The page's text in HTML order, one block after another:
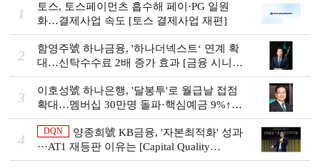
1
토스, 토스페이먼츠 흡수해 페이·PG 일원
화…결제사업 속도 [토스 결제사업 재편]
2
함영주號 하나금융, '하나더넥스트‘ 연계 확
대…신탁수수료 2배 증가 효과 [금융 시니어
비즈니스 돋보기]
3
이호성號 하나은행, '달봉투'로 월급날 접점
확대…멤버십 30만명 돌파·핵심예금 9%↑
[은행권 머니무브 대응 전략]
4
DQN
양종희號 KB금융, '자본최적화' 성과
···AT1 재등판 이유는 [Capital Quality
Review]]